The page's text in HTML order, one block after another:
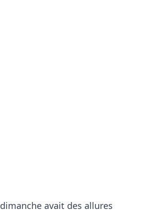
avait des allures